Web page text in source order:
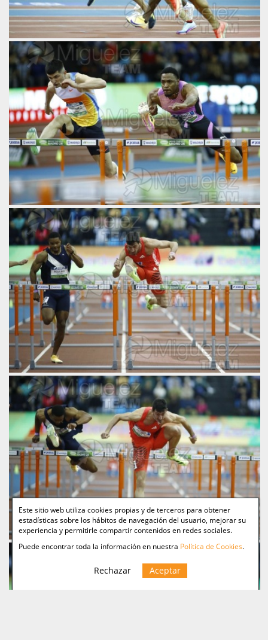
Este sitio web utiliza cookies propias y de terceros para obtener
estadísticas sobre los hábitos de navegación del usuario, mejorar su
experiencia y permitirle compartir contenidos en redes sociales.
Puede encontrar toda la información en nuestra Política de Cookies.
Rechazar Aceptar